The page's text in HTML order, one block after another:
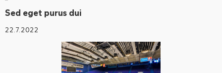
Sed eget purus dui
22.7.2022